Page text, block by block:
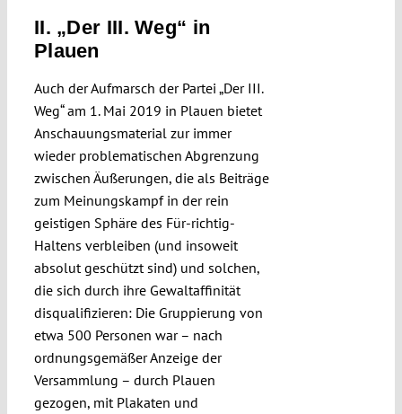
II. „Der III. Weg“ in
Plauen
Auch der Aufmarsch der Partei „Der III.
Weg“ am 1. Mai 2019 in Plauen bietet
Anschauungsmaterial zur immer
wieder problematischen Abgrenzung
zwischen Äußerungen, die als Beiträge
zum Meinungskampf in der rein
geistigen Sphäre des Für-richtig-
Haltens verbleiben (und insoweit
absolut geschützt sind) und solchen,
die sich durch ihre Gewaltaffinität
disqualifizieren: Die Gruppierung von
etwa 500 Personen war – nach
ordnungsgemäßer Anzeige der
Versammlung – durch Plauen
gezogen, mit Plakaten und